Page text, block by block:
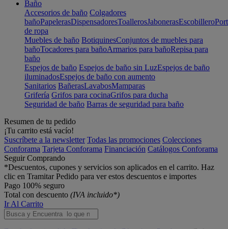
Baño
Accesorios de baño Colgadores
bañoPapelerasDispensadoresToallerosJabonerasEscobillero
de ropa
Muebles de baño BotiquinesConjuntos de muebles para
bañoTocadores para bañoArmarios para bañoRepisa para
baño
Espejos de baño Espejos de baño sin LuzEspejos de baño
iluminadosEspejos de baño con aumento
Sanitarios BañerasLavabosMamparas
Grifería Grifos para cocinaGrifos para ducha
Seguridad de baño Barras de seguridad para baño
Resumen de tu pedido
¡Tu carrito está vacío!
Suscríbete a la newsletter Todas las promociones Colecciones
Conforama Tarjeta Conforama Financiación Catálogos Conforama
Seguir Comprando
*Descuentos, cupones y servicios son aplicados en el carrito. Haz
clic en Tramitar Pedido para ver estos descuentos e importes
Pago 100% seguro
Total con descuento (IVA incluido*)
Ir Al Carrito